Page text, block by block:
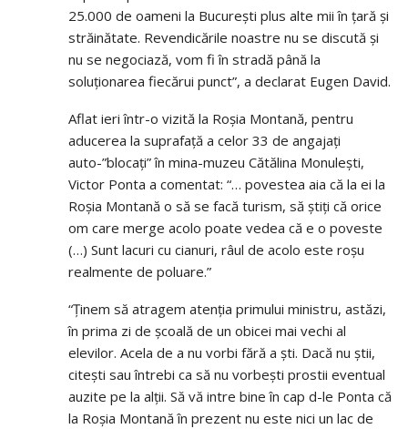
25.000 de oameni la București plus alte mii în țară și
străinătate. Revendicările noastre nu se discută și
nu se negociază, vom fi în stradă până la
soluționarea fiecărui punct”, a declarat Eugen David.
Aflat ieri într-o vizită la Roșia Montană, pentru
aducerea la suprafață a celor 33 de angajați
auto-”blocați” în mina-muzeu Cătălina Monulești,
Victor Ponta a comentat: “… povestea aia că la ei la
Roșia Montană o să se facă turism, să știți că orice
om care merge acolo poate vedea că e o poveste
(…) Sunt lacuri cu cianuri, râul de acolo este roșu
realmente de poluare.”
“Ținem să atragem atenția primului ministru, astăzi,
în prima zi de școală de un obicei mai vechi al
elevilor. Acela de a nu vorbi fără a ști. Dacă nu știi,
citești sau întrebi ca să nu vorbești prostii eventual
auzite pe la alții. Să vă intre bine în cap d-le Ponta că
la Roșia Montană în prezent nu este nici un lac de